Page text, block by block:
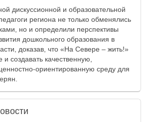
дискуссионной и образовательной
региона не только обменялись
но и определили перспективы
дошкольного образования в
доказав, что «На Севере – жить!»
и создавать качественную,
ориентированную среду для